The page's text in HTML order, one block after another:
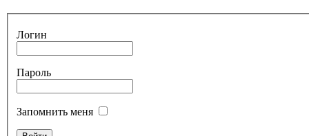
Логин
Пароль
Запомнить меня